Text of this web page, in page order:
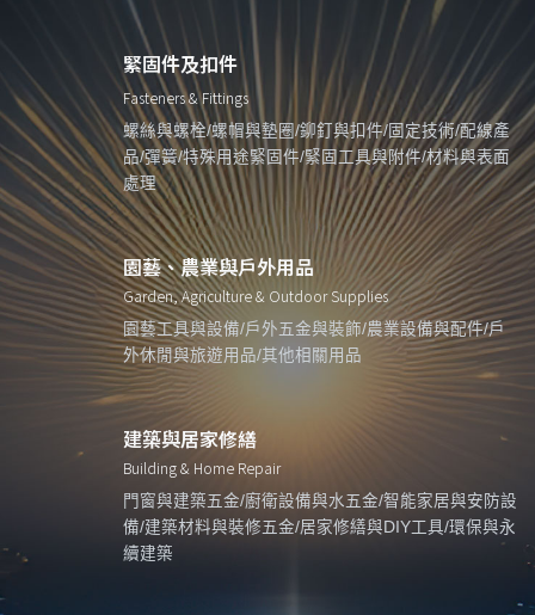
緊固件及扣件
Fasteners & Fittings
螺絲與螺栓/螺帽與墊圈/鉚釘與扣件/固定技術/配線產
品/彈簧/特殊用途緊固件/緊固工具與附件/材料與表面
處理
園藝、農業與戶外用品
Garden, Agriculture & Outdoor Supplies
園藝工具與設備/戶外五金與裝飾/農業設備與配件/戶
外休閒與旅遊用品/其他相關用品
建築與居家修繕
Building & Home Repair
門窗與建築五金/廚衛設備與水五金/智能家居與安防設
備/建築材料與裝修五金/居家修繕與DIY工具/環保與永
續建築